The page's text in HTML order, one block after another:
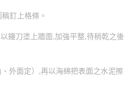
釘上格條。
鏝刀塗上牆面,加強平整,待稍乾之後
外面定）,再以海綿把表面之水泥擦